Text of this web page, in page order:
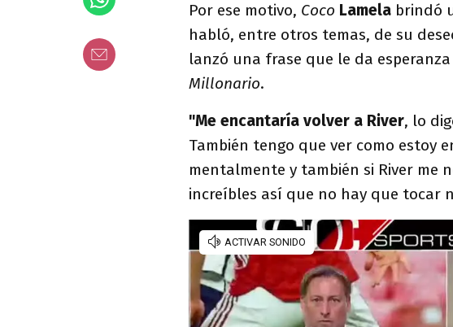
Por ese motivo, Coco Lamela brindó
habló, entre otros temas, de su
lanzó una frase que le da
Millonario.
"Me encantaría volver a River, lo
También tengo que ver como estoy
mentalmente y también si River me
increíbles así que no hay que tocar